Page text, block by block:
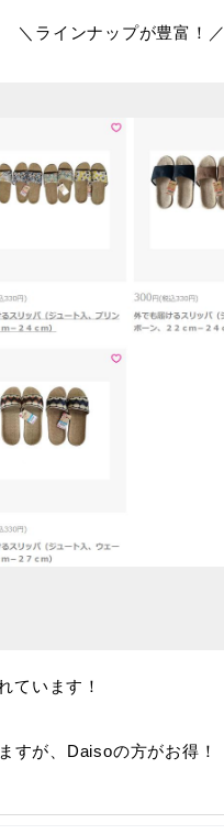
＼ラインナップが豊富！／
ています！
すが、Daisoの方がお得！